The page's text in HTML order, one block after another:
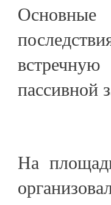
Основные
пассивной
На